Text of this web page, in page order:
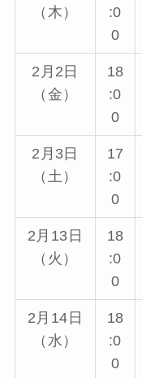
（木）
:0
0
2月2日
（金）
18
:0
0
2月3日
（土）
17
:0
0
2月13日
（火）
18
:0
0
2月14日
（水）
18
:0
0